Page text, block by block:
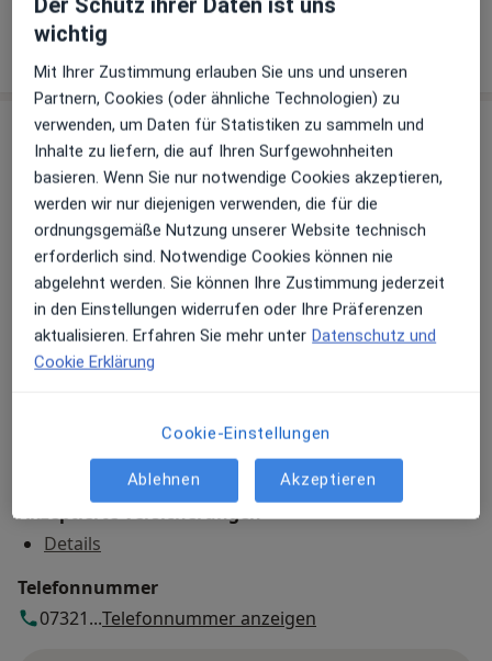
über Leistungen hinzugefügt.
Praxis
Praxis Gert-Michael Gmelin Facharzt für
Allgemeinmedizin
Giengener Str. 32,89522Heidenheim an der Brenz
Zu Google Maps
öffnet in einer neuen
Verfügbarkeit
Gert-Michael Gmelin bietet an diesem Standort
Zahlungsmodalitäten (private Besuche)
Akzeptierte Versicherungen
Details
Telefonnummer
07321...Telefonnummer anzeigen
wichtig
Mit Ihrer Zustimmung erlauben Sie uns und unseren
Partnern, Cookies (oder ähnliche Technologien) zu
verwenden, um Daten für Statistiken zu sammeln und
Inhalte zu liefern, die auf Ihren Surfgewohnheiten
basieren. Wenn Sie nur notwendige Cookies akzeptieren,
werden wir nur diejenigen verwenden, die für die
ordnungsgemäße Nutzung unserer Website technisch
erforderlich sind. Notwendige Cookies können nie
abgelehnt werden. Sie können Ihre Zustimmung jederzeit
in den Einstellungen widerrufen oder Ihre Präferenzen
aktualisieren. Erfahren Sie mehr unter Datenschutz und
Cookie Erklärung
Cookie-Einstellungen
Ablehnen Akzeptieren